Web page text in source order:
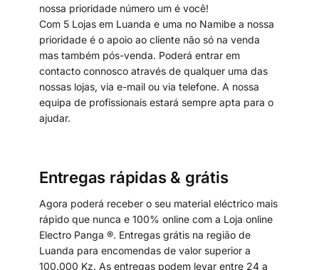
nossa prioridade número um é você!
Com 5 Lojas em Luanda e uma no Namibe a nossa
prioridade é o apoio ao cliente não só na venda
mas também pós-venda. Poderá entrar em
contacto connosco através de qualquer uma das
nossas lojas, via e-mail ou via telefone. A nossa
equipa de profissionais estará sempre apta para o
ajudar.
Entregas rápidas & grátis
Agora poderá receber o seu material eléctrico mais
rápido que nunca e 100% online com a Loja online
Electro Panga ®. Entregas grátis na região de
Luanda para encomendas de valor superior a
100.000 Kz. As entregas podem levar entre 24 a